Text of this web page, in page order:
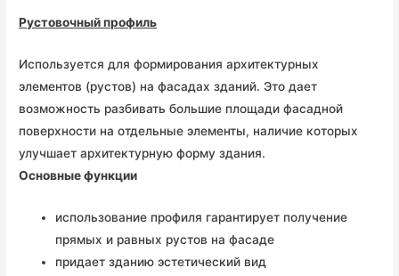
Рустовочный профиль
Используется для формирования архитектурных
элементов (рустов) на фасадах зданий. Это дает
возможность разбивать большие площади фасадной
поверхности на отдельные элементы, наличие которых
улучшает архитектурную форму здания.
Основные функции
использование профиля гарантирует получение
прямых и равных рустов на фасаде
придает зданию эстетический вид